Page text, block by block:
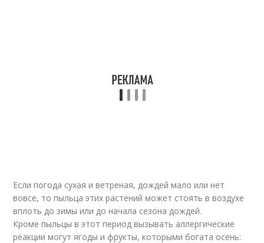
Если погода сухая и ветреная, дождей мало или нет
вовсе, то пыльца этих растений может стоять в воздухе
вплоть до зимы или до начала сезона дождей.
Кроме пыльцы в этот период вызывать аллергические
реакции могут ягоды и фрукты, которыми богата осень: